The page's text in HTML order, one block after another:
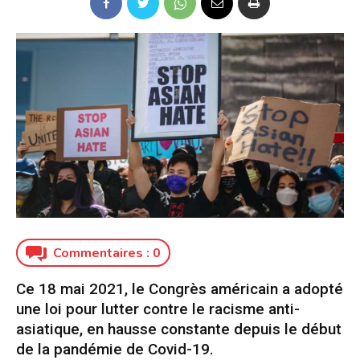
1927
Commentaires : 0
Ce 18 mai 2021, le Congrès américain a adopté
une loi pour lutter contre le racisme anti-
asiatique, en hausse constante depuis le début
de la pandémie de Covid-19.